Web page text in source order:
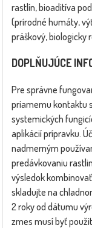
rastlín, bioaditíva
(prírodné humáty,
práškový, biologicky
DOPLŇUJÚCE
Pre správne
priamemu kontaktu
systemických
aplikácií prípravku.
nadmerným
predávkovaniu
výsledok
skladujte na
2 roky od dátumu
zmes musí byť